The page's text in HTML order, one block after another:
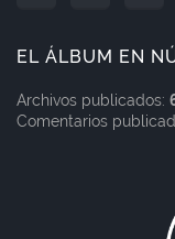
EL ÁLBUM EN
Archivos publicados:
Comentarios